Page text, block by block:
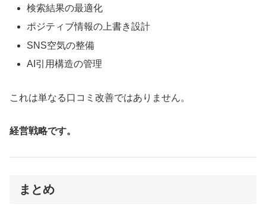
検索結果の最適化
ポジティブ情報の上書き設計
SNS空気の整備
AI引用構造の管理
これは単なる口コミ改善ではありません。
経営戦略です。
まとめ